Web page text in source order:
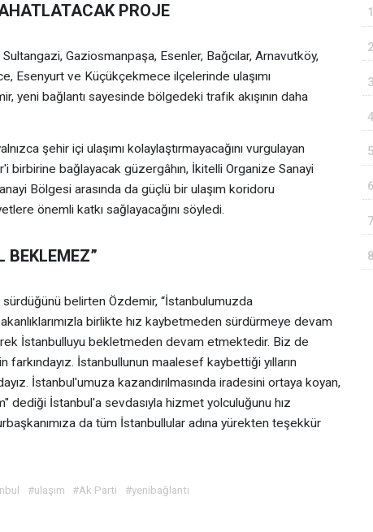
PROJE
Gaziosmanpaşa, Esenler, Bağcılar, Arnavutköy,
Esenyurt ve Küçükçekmece ilçelerinde ulaşımı
yeni bağlantı sayesinde bölgedeki trafik akışının daha
şehir içi ulaşımı kolaylaştırmayacağını vurgulayan
birbirine bağlayacak güzergâhın, İkitelli Organize Sanayi
Bölgesi arasında da güçlü bir ulaşım koridoru
önemli katkı sağlayacağını söyledi.
BEKLEMEZ”
sürdüğünü belirten Özdemir, “İstanbulumuzda
birlikte hız kaybetmeden sürdürmeye devam
İstanbulluyu bekletmeden devam etmektedir. Biz de
farkındayız. İstanbullunun maalesef kaybettiği yılların
İstanbul'umuza kazandırılmasında iradesini ortaya koyan,
dediği İstanbul'a sevdasıyla hizmet yolculuğunu hız
da tüm İstanbullular adına yürekten teşekkür
#ulaşım #Ak Parti #yenibağlantı